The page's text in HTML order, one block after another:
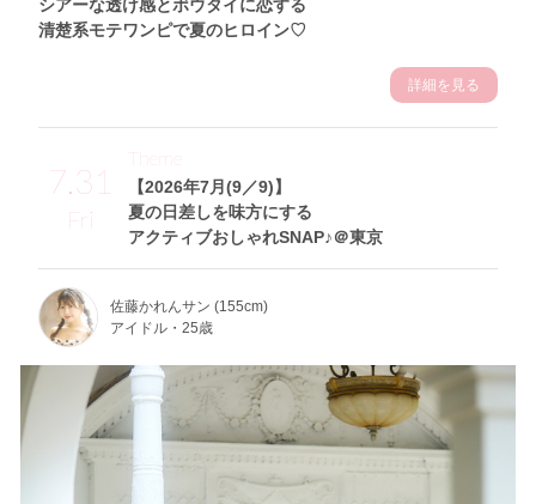
シアーな透け感とボウタイに恋する
清楚系モテワンピで夏のヒロイン♡
詳細を見る
7.31
Fri
【2026年7月(9／9)】
夏の日差しを味方にする
アクティブおしゃれSNAP♪＠東京
Theme
佐藤かれんサン (155cm)
アイドル・25歳